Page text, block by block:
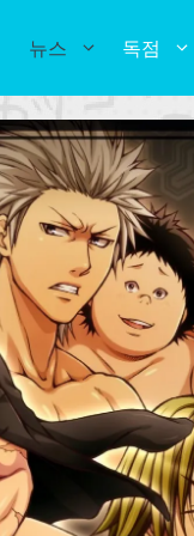
뉴스 독점